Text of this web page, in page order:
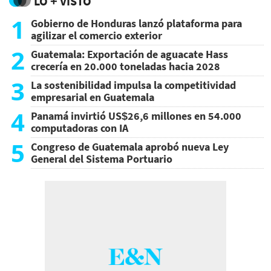
1
Gobierno de Honduras lanzó plataforma para
agilizar el comercio exterior
2 Guatemala: Exportación de aguacate Hass
crecería en 20.000 toneladas hacia 2028
3 La sostenibilidad impulsa la competitividad
empresarial en Guatemala
4 Panamá invirtió US$26,6 millones en 54.000
computadoras con IA
5 Congreso de Guatemala aprobó nueva Ley
General del Sistema Portuario